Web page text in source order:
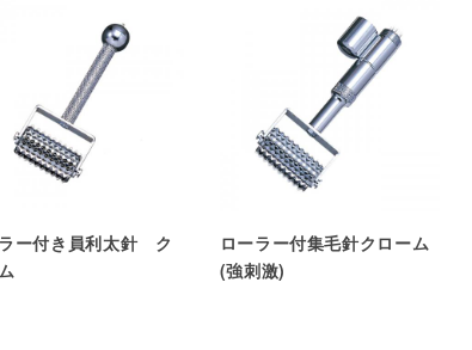
ー付き員利太針 ク
ローラー付集毛針クローム
(強刺激)